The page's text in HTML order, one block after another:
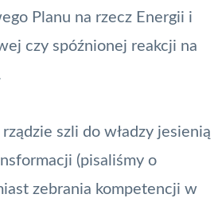
Planu na rzecz Energii i
czy spóźnionej reakcji na
szli do władzy jesienią
(pisaliśmy o
zebrania kompetencji w